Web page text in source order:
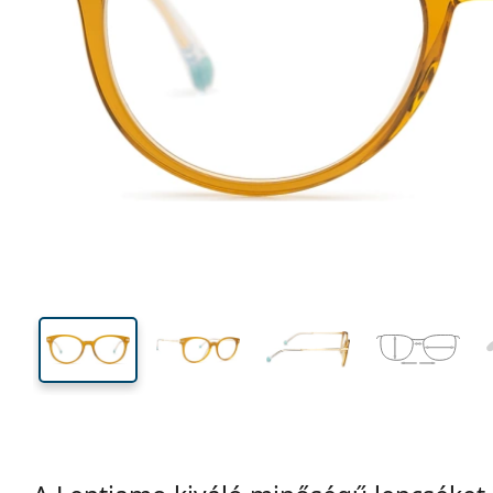
43 mm
Lencsemagasság
51 mm
Lencseszélesség